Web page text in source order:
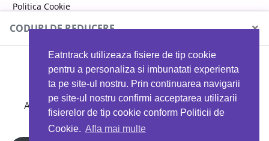
Eatntrack utilizeaza fisiere de tip cookie
pentru a personaliza si imbunatati experienta
ta pe site-ul nostru. Prin continuarea navigarii
pe site-ul nostru confirmi acceptarea utilizarii
fisierelor de tip cookie conform Politicii de
Cookie. Afla mai multe
Politica Cookie
Politica de confidențialitate
CODURI DE REDUCERE ×
MYPROTEIN
Ai 40%reducere la orice comandă folosind codul
EATTRACK